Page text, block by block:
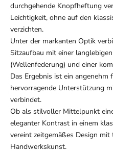
durchgehende Knopfheftung
Leichtigkeit, ohne auf den
verzichten.
Unter der markanten Optik
Sitzaufbau mit einer
(Wellenfederung) und einer
Das Ergebnis ist ein
hervorragende Unterstützung
verbindet.
Ob als stilvoller Mittelpunkt
eleganter Kontrast in einem
vereint zeitgemäßes Design
Handwerkskunst.